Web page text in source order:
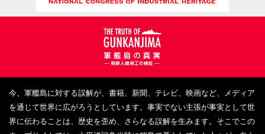
内地在住朝鮮人
三野善造撮影 行事 坑内 R６
今、軍艦島に対する誤解が、書籍、新聞、テレビ、映画など、メディア
を通じて世界に広がろうとしています。事実でない主張が事実として世
界に伝わることは、歴史を歪め、さらなる誤解を生みます。そこでこの